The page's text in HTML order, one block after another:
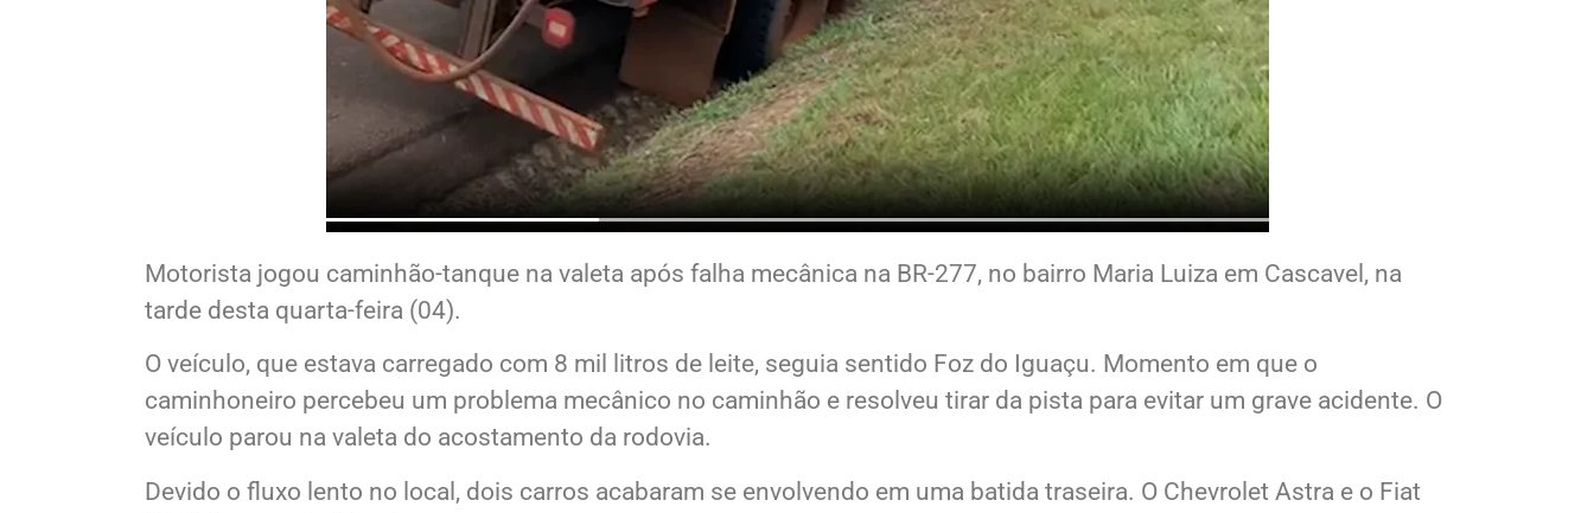
Motorista jogou caminhão-tanque na valeta após falha mecânica na BR-277, no bairro Maria Luiza em Cascavel, na
tarde desta quarta-feira (04).
O veículo, que estava carregado com 8 mil litros de leite, seguia sentido Foz do Iguaçu. Momento em que o
caminhoneiro percebeu um problema mecânico no caminhão e resolveu tirar da pista para evitar um grave acidente. O
veículo parou na valeta do acostamento da rodovia.
Devido o fluxo lento no local, dois carros acabaram se envolvendo em uma batida traseira. O Chevrolet Astra e o Fiat